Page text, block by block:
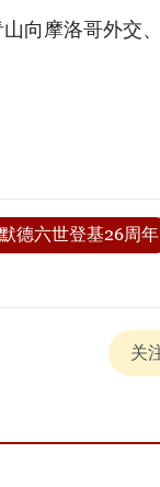
向摩洛哥外交
德六世登基26周年
关